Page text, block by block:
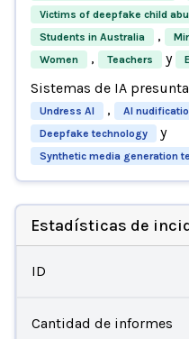
Victims of deepfake child
Students in Australia ,
Women , Teachers y
Sistemas de IA
Undress AI , AI
Deepfake technology y
Synthetic media generation
Estadísticas de
ID
Cantidad de informes